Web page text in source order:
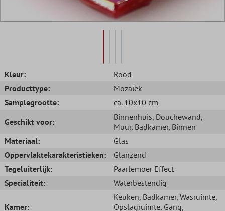
Kleur:
Rood
Producttype:
Mozaïek
Samplegrootte:
ca. 10x10 cm
Geschikt voor:
Binnenhuis, Douchewand,
Muur, Badkamer, Binnen
Materiaal:
Glas
Oppervlaktekarakteristieken:
Glanzend
Tegeluiterlijk:
Paarlemoer Effect
Specialiteit:
Waterbestendig
Kamer:
Keuken, Badkamer, Wasruimte,
Opslagruimte, Gang,